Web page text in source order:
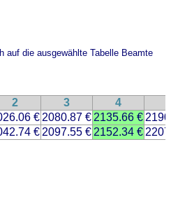
auf die ausgewählte Tabelle Beamte
2 3 4
€ 2080.87 € 2135.66 €
€ 2097.55 € 2152.34 €